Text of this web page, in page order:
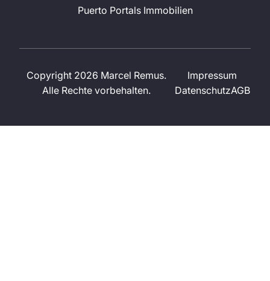
Puerto Portals Immobilien
Copyright 2026 Marcel Remus.
Alle Rechte vorbehalten.
Impressum
DatenschutzAGB